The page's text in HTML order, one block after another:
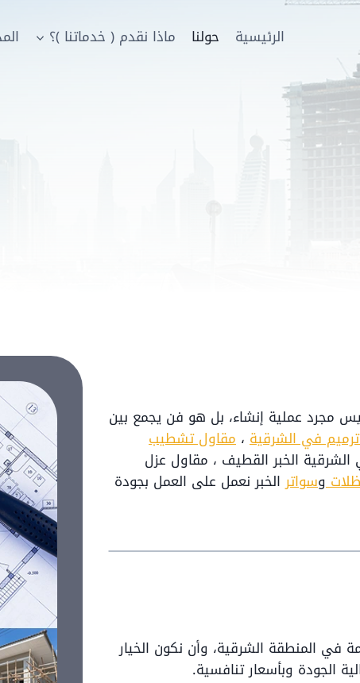
الرئيسية حولنا ماذا نقدم ( خدماتنا )؟
مجرد عملية إنشاء، بل هو فن يجمع بين
في الشرقية ، مقاول تشطيب
الخبر القطيف ، مقاول عزل
وسواترالخبر نعمل على العمل بجودة
في المنطقة الشرقية، وأن نكون الخيار
الجودة وبأسعار تنافسية.